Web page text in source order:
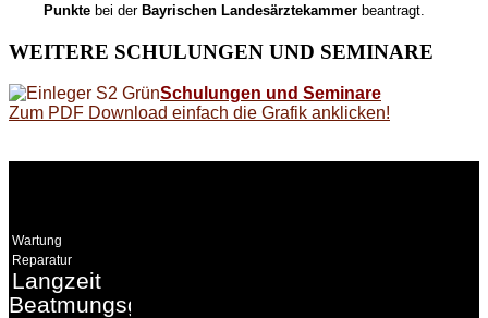
Punkte bei derBayrischen Landesärztekammer beantragt.
WEITERE SCHULUNGEN UND SEMINARE
Schulungen und Seminare
Zum PDF Download einfach die Grafik anklicken!
Wartung
Reparatur
Langzeit
Beatmungsgeräte